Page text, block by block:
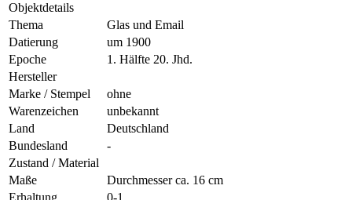
Objektdetails
Thema
Glas und Email
Datierung
um 1900
Epoche
1. Hälfte 20. Jhd.
Hersteller
Marke / Stempel
ohne
Warenzeichen
unbekannt
Land
Deutschland
Bundesland
-
Zustand / Material
Maße
Durchmesser ca. 16 cm